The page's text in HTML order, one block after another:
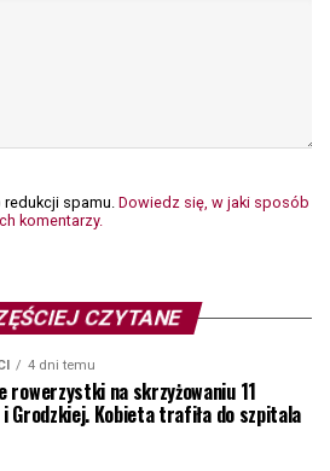
redukcji spamu.Dowiedz się, w jaki sposób
komentarzy.
CZYTANE
4 dni temu
rowerzystki na skrzyżowaniu 11
Grodzkiej. Kobieta trafiła do szpitala